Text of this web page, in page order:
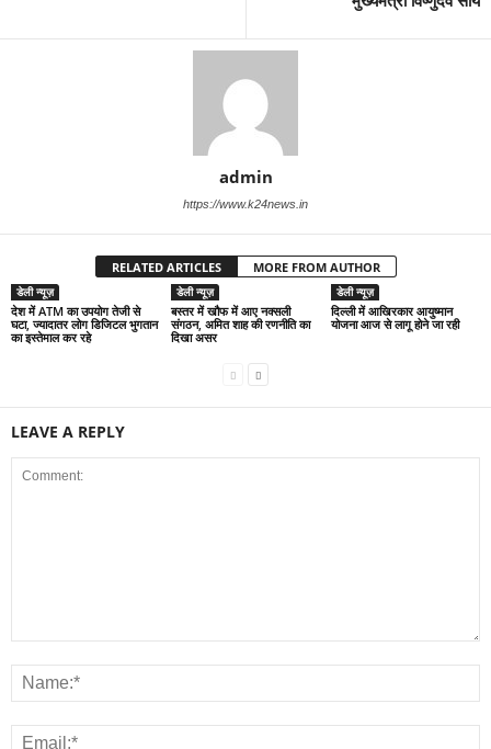
admin
https://www.k24news.in
RELATED ARTICLES MORE FROM AUTHOR
डेली न्यूज़
देश में ATM का उपयोग तेजी से
घटा, ज्यादातर लोग डिजिटल भुगतान
का इस्तेमाल कर रहे
डेली न्यूज़
बस्तर में खौफ में आए नक्सली
संगठन, अमित शाह की रणनीति का
दिखा असर
डेली न्यूज़
द‍िल्‍ली में आख‍िरकार आयुष्‍मान
योजना आज से लागू होने जा रही
LEAVE A REPLY